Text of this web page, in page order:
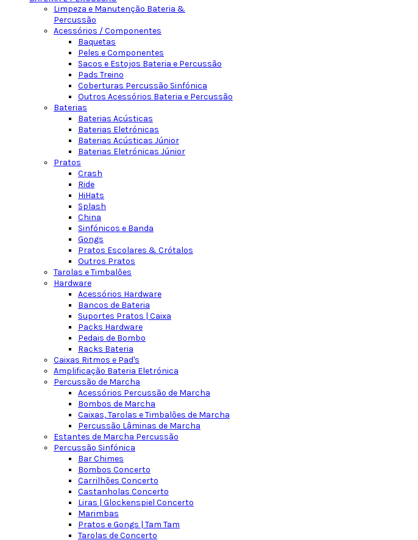
Limpeza e Manutenção Bateria &
Percussão
Acessórios / Componentes
Baquetas
Peles e Componentes
Sacos e Estojos Bateria e Percussão
Pads Treino
Coberturas Percussão Sinfónica
Outros Acessórios Bateria e Percussão
Baterias
Baterias Acústicas
Baterias Eletrónicas
Baterias Acústicas Júnior
Baterias Eletrónicas Júnior
Pratos
Crash
Ride
HiHats
Splash
China
Sinfónicos e Banda
Gongs
Pratos Escolares & Crótalos
Outros Pratos
Tarolas e Timbalões
Hardware
Acessórios Hardware
Bancos de Bateria
Suportes Pratos | Caixa
Packs Hardware
Pedais de Bombo
Racks Bateria
Caixas Ritmos e Pad's
Amplificação Bateria Eletrónica
Percussão de Marcha
Acessórios Percussão de Marcha
Bombos de Marcha
Caixas, Tarolas e Timbalões de Marcha
Percussão Lâminas de Marcha
Estantes de Marcha Percussão
Percussão Sinfónica
Bar Chimes
Bombos Concerto
Carrilhões Concerto
Castanholas Concerto
Liras | Glockenspiel Concerto
Marimbas
Pratos e Gongs | Tam Tam
Tarolas de Concerto